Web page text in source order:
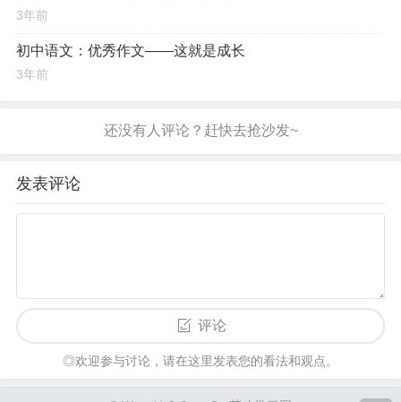
3年前
初中语文：优秀作文——这就是成长
3年前
发表评论
评论
◎欢迎参与讨论，请在这里发表您的看法和观点。